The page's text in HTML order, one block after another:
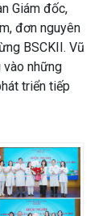
Giám đốc,
đơn nguyên
BSCKII. Vũ
vào những
triển tiếp